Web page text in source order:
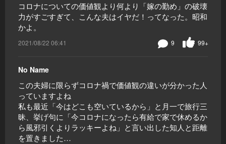
コロナについての価値観より何より「嫁の勤め」の破壊
力がすごすぎて、こんな夫はイヤだ！ってなった。昭和
かよ。
2021/08/22 06:41 99+
9
No Name
この夫婦に限らずコロナ禍で価値観の違いが分かった人
っていますよね
私も最近「今はどこも空いているから」と月一で旅行三
昧、挙げ句に「今コロナになったら有給で家で休めるか
ら風邪引くよりラッキーよね」と言い出した知人と距離
を置きました…